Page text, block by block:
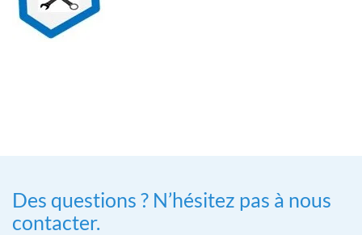
Des questions ? N’hésitez pas à nous
contacter.